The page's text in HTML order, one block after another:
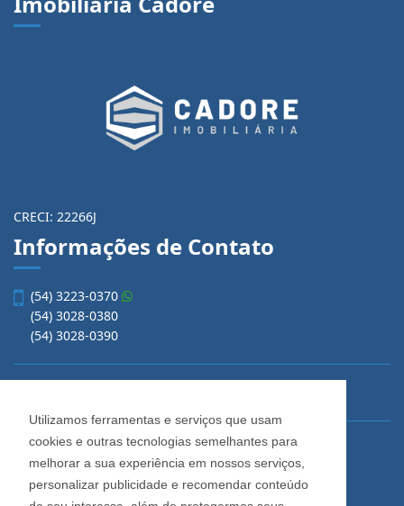
Utilizamos ferramentas e serviços que usam
cookies e outras tecnologias semelhantes para
melhorar a sua experiência em nossos serviços,
personalizar publicidade e recomendar conteúdo
CRECI: 22266J
Informações de Contato
(54) 3223-0370
(54) 3028-0380
(54) 3028-0390
Imobiliária Cadore
Rua Os Dezoito do Forte, 1622, Centro
Caxias do Sul - Rio Grande do Sul